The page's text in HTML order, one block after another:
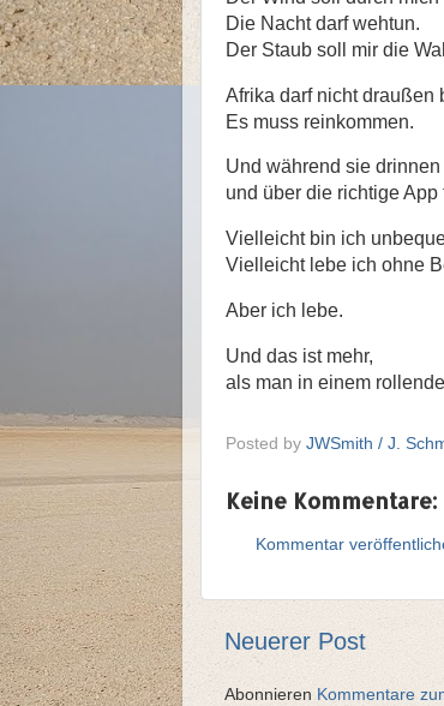
Die Nacht darf wehtun.
Der Staub soll mir die
Afrika darf nicht draußen
Es muss reinkommen.
Und während sie
und über die richtige
Vielleicht bin ich
Vielleicht lebe ich ohne
Aber ich lebe.
Und das ist mehr,
als man in einem
Posted by JWSmith / J.
Keine Kommentare:
Kommentar
Neuerer Post
AbonnierenKommentare